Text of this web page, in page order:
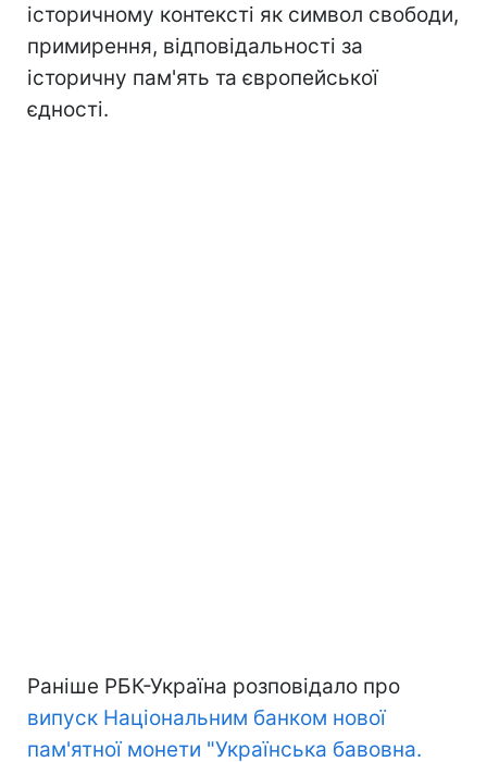
історичному контексті як символ свободи,
примирення, відповідальності за
історичну пам'ять та європейської
єдності.
Раніше РБК-Україна розповідало про
випуск Національним банком нової
пам'ятної монети "Українська бавовна.